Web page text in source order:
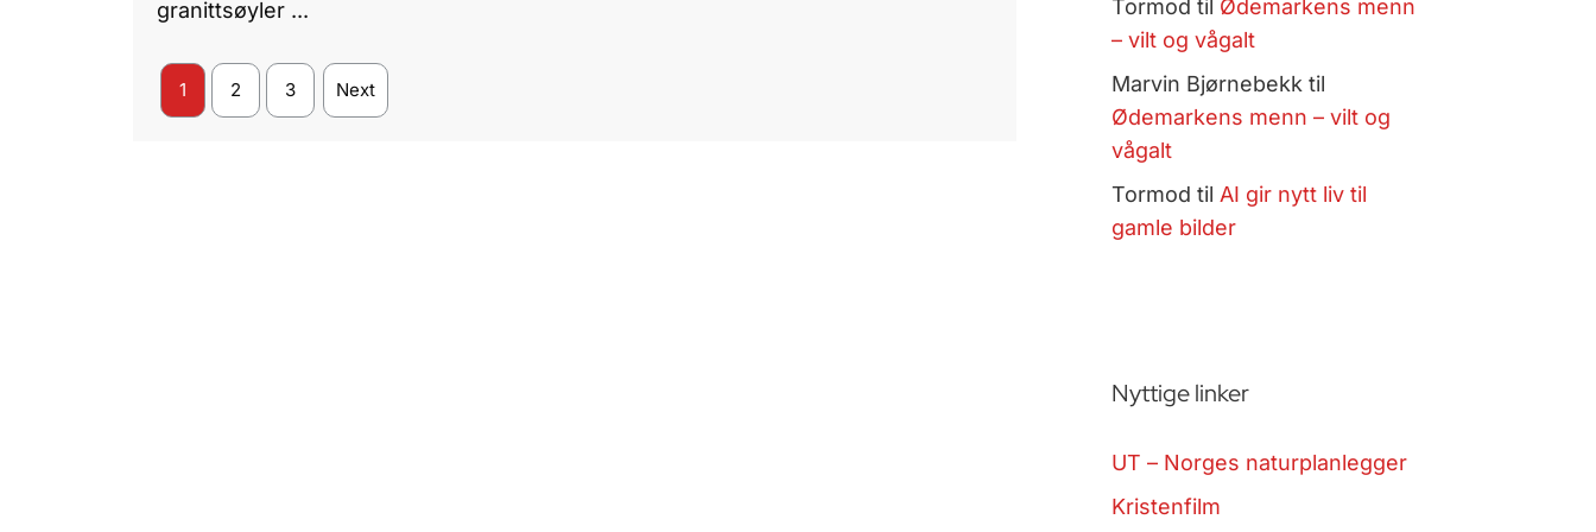
granittsøyler ...
1 2 3 Next
Tormod til Ødemarkens menn
– vilt og vågalt
Marvin Bjørnebekk til
Ødemarkens menn – vilt og
vågalt
Tormod til AI gir nytt liv til
gamle bilder
Nyttige linker
UT – Norges naturplanlegger
Kristenfilm